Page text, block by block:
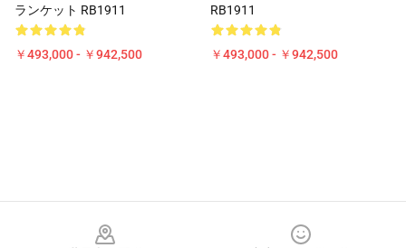
ランケット RB1911
￥493,000 - ￥942,500
RB1911
￥493,000 - ￥942,500